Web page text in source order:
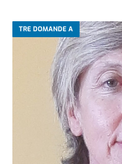
TRE DOMANDE A